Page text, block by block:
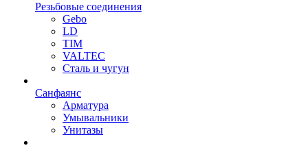
Резьбовые соединения
Gebo
LD
TIM
VALTEC
Сталь и чугун
Санфаянс
Арматура
Умывальники
Унитазы